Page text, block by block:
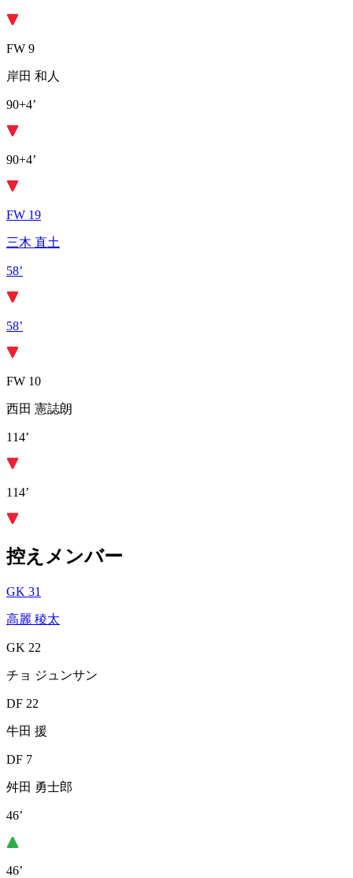
FW 9
岸田 和人
90+4’
90+4’
FW 19
三木 直土
58’
58’
FW 10
西田 憲誌朗
114’
114’
控えメンバー
GK 31
高麗 稜太
GK 22
チョ ジュンサン
DF 22
牛田 援
DF 7
舛田 勇士郎
46’
46’